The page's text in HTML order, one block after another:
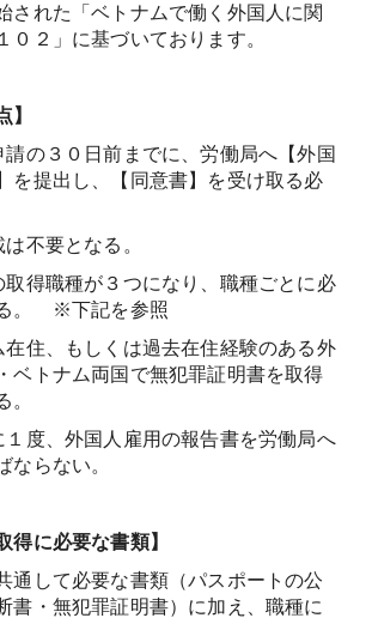
された「ベトナムで働く外国人に関
０２」に基づいております。
】
の３０日前までに、労働局へ【外国
を提出し、【同意書】を受け取る必
不要となる。
取得職種が３つになり、職種ごとに必
。 ※下記を参照
在住、もしくは過去在住経験のある外
ベトナム両国で無犯罪証明書を取得
。
１度、外国人雇用の報告書を労働局へ
ならない。
得に必要な書類】
通して必要な書類（パスポートの公
書・無犯罪証明書）に加え、職種に